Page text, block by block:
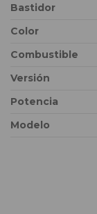
Bastidor
Color
Combustible
Versión
Potencia
Modelo